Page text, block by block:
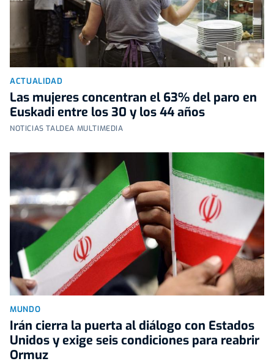
ACTUALIDAD
Las mujeres concentran el 63% del paro en
Euskadi entre los 30 y los 44 años
NOTICIAS TALDEA MULTIMEDIA
MUNDO
Irán cierra la puerta al diálogo con Estados
Unidos y exige seis condiciones para reabrir
Ormuz